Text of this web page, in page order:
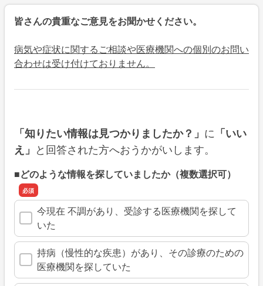
皆さんの貴重なご意見をお聞かせください。
病気や症状に関するご相談や医療機関への個別のお問い
合わせは受け付けておりません。
「知りたい情報は見つかりましたか？」 に 「いい
え」 と回答された方へおうかがいします。
■どのような情報を探していましたか（複数選択可）
今現在 不調があり、受診する医療機関を探して
いた
持病（慢性的な疾患）があり、その診療のための
医療機関を探していた